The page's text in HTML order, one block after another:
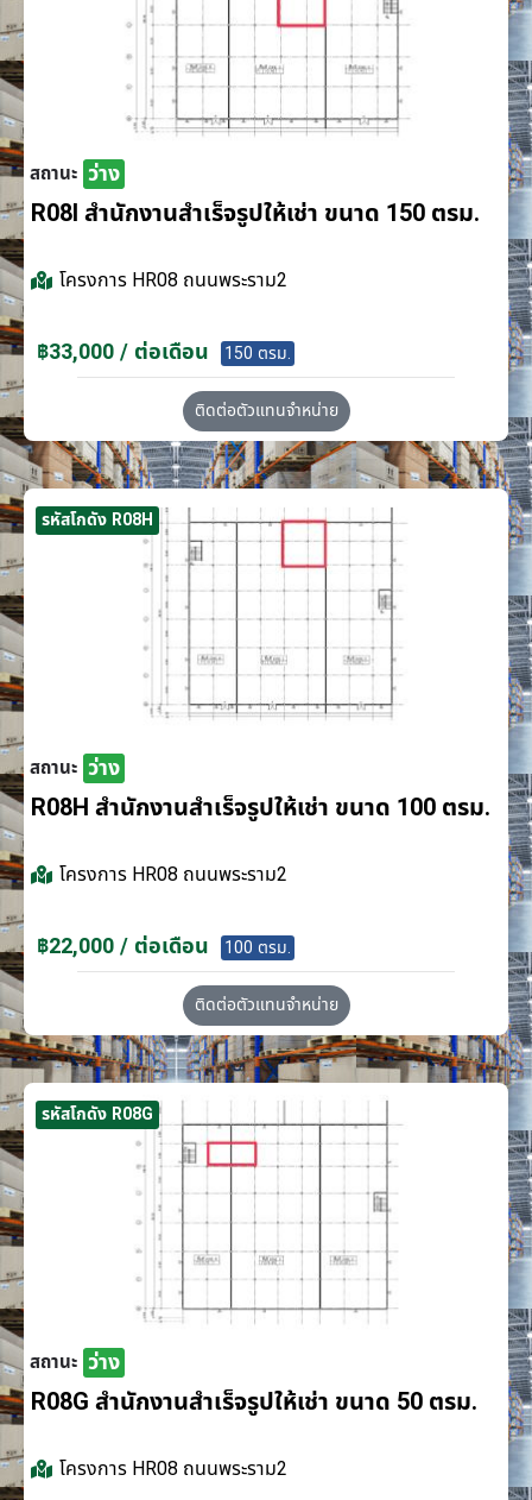
สถานะ ว่าง
R08I สำนักงานสำเร็จรูปให้เช่า ขนาด 150 ตรม.
โครงการ HR08 ถนนพระราม2
฿33,000 / ต่อเดือน 150 ตรม.
ติดต่อตัวแทนจำหน่าย
รหัสโกดัง R08H
สถานะ ว่าง
R08H สำนักงานสำเร็จรูปให้เช่า ขนาด 100 ตรม.
โครงการ HR08 ถนนพระราม2
฿22,000 / ต่อเดือน 100 ตรม.
ติดต่อตัวแทนจำหน่าย
รหัสโกดัง R08G
สถานะ ว่าง
R08G สำนักงานสำเร็จรูปให้เช่า ขนาด 50 ตรม.
โครงการ HR08 ถนนพระราม2